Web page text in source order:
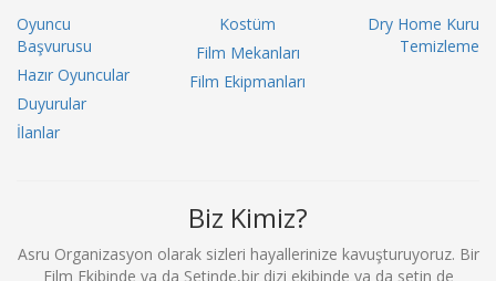
Oyuncu
Başvurusu
Hazır Oyuncular
Duyurular
İlanlar
Kostüm
Film Mekanları
Film Ekipmanları
Dry Home Kuru
Temizleme
Biz Kimiz?
Asru Organizasyon olarak sizleri hayallerinize kavuşturuyoruz. Bir
Film Ekibinde ya da Setinde,bir dizi ekibinde ya da setin de